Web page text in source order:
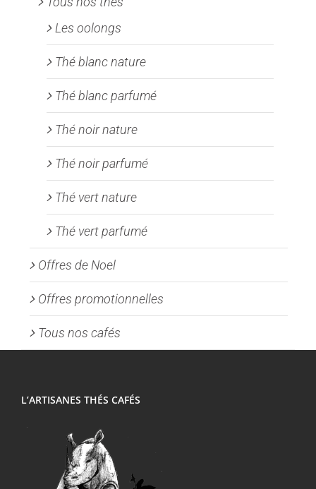
Les oolongs
Thé blanc nature
Thé blanc parfumé
Thé noir nature
Thé noir parfumé
Thé vert nature
Thé vert parfumé
Offres de Noel
Offres promotionnelles
Tous nos cafés
L’ARTISANES THÉS CAFÉS